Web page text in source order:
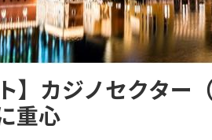
】カジノセクター
重心